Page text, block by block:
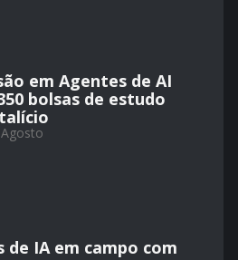
em Agentes de AI
bolsas de estudo
de IA em campo com